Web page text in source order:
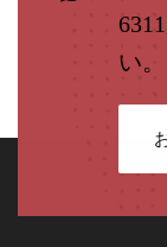
い。